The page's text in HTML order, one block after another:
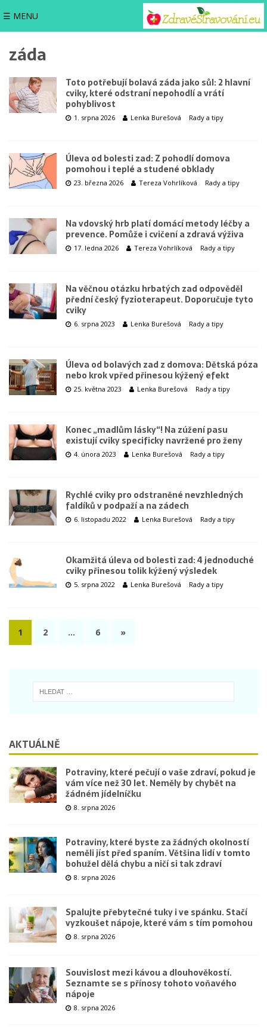
☰ MENU
záda
Toto potřebují bolavá záda jako sůl: 2 hlavní
cviky, které odstraní nepohodlí a vrátí
pohyblivost
1. srpna 2026 Lenka Burešová Rady a tipy
Úleva od bolesti zad: Z pohodlí domova
pomohou i teplé a studené obklady
23. března 2026 Tereza Vohrlíková Rady a tipy
Na vdovský hrb platí domácí metody léčby a
prevence. Pomůže i cvičení a zdravá výživa
17. ledna 2026 Tereza Vohrlíková Rady a tipy
Na věčnou otázku hrbatých zad odpověděl
přední český fyzioterapeut. Doporučuje tyto
cviky
6. srpna 2023 Lenka Burešová Rady a tipy
Úleva od bolavých zad z domova: Dětská póza
nebo krok vpřed přinesou kýžený efekt
25. května 2023 Lenka Burešová Rady a tipy
Konec „madlům lásky“! Na zúžení pasu
existují cviky specificky navržené pro ženy
4. února 2023 Lenka Burešová Rady a tipy
Rychlé cviky pro odstraněné nevzhledných
faldíků v podpaží a na zádech
6. listopadu 2022 Lenka Burešová Rady a tipy
Okamžitá úleva od bolesti zad: 4 jednoduché
cviky přinesou tolik kýžený výsledek
5. srpna 2022 Lenka Burešová Rady a tipy
1 2 … 6 »
AKTUÁLNĚ
Potraviny, které pečují o vaše zdraví, pokud je
vám více než 30 let. Neměly by chybět na
žádném jídelníčku
8. srpna 2026
Potraviny, které byste za žádných okolností
neměli jíst před spaním. Většina lidí v tomto
bohužel dělá chybu a ničí si tak zdraví
8. srpna 2026
Spalujte přebytečné tuky i ve spánku. Stačí
vyzkoušet nápoje, které vám s tím pomohou
8. srpna 2026
Souvislost mezi kávou a dlouhověkostí.
Seznamte se s přínosy tohoto voňavého
nápoje
8. srpna 2026